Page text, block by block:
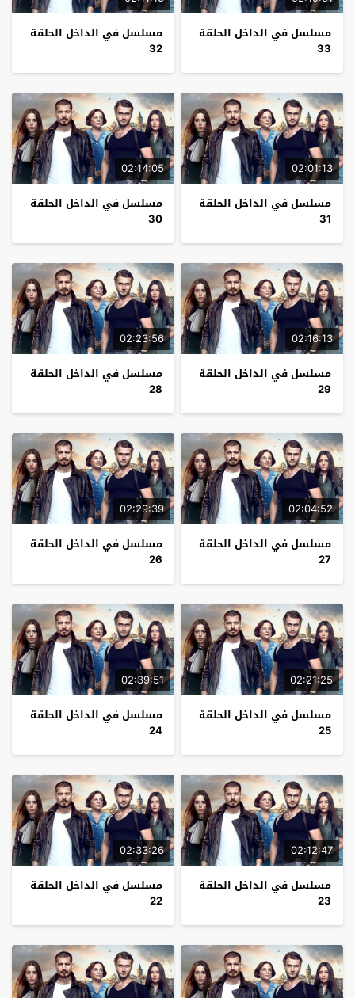
مسلسل في الداخل الحلقة
33
مسلسل في الداخل الحلقة
32
02:01:13
مسلسل في الداخل الحلقة
31
02:14:05
مسلسل في الداخل الحلقة
30
02:16:13
مسلسل في الداخل الحلقة
29
02:23:56
مسلسل في الداخل الحلقة
28
02:04:52
مسلسل في الداخل الحلقة
27
02:29:39
مسلسل في الداخل الحلقة
26
02:21:25
مسلسل في الداخل الحلقة
25
02:39:51
مسلسل في الداخل الحلقة
24
02:12:47
مسلسل في الداخل الحلقة
23
02:33:26
مسلسل في الداخل الحلقة
22